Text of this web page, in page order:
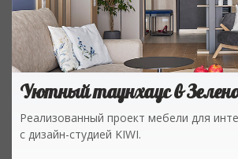
Уютный таунхауc в
Реализованный проект мебели для
с дизайн-студией KIWI.